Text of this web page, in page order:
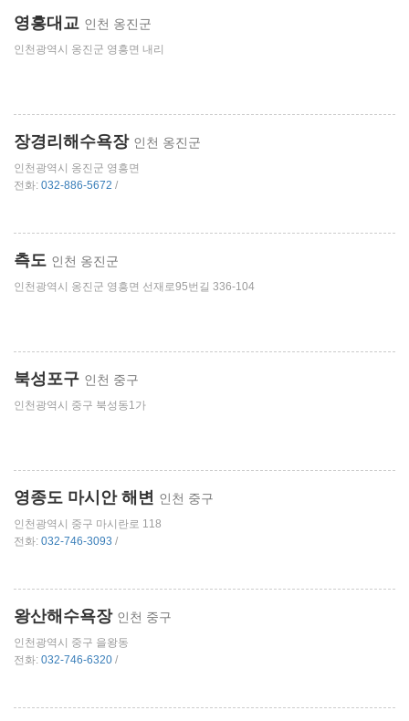
영흥대교 인천 옹진군
인천광역시 옹진군 영흥면 내리
장경리해수욕장 인천 옹진군
인천광역시 옹진군 영흥면
전화: 032-886-5672 /
측도 인천 옹진군
인천광역시 옹진군 영흥면 선재로95번길 336-104
북성포구 인천 중구
인천광역시 중구 북성동1가
영종도 마시안 해변 인천 중구
인천광역시 중구 마시란로 118
전화: 032-746-3093 /
왕산해수욕장 인천 중구
인천광역시 중구 을왕동
전화: 032-746-6320 /